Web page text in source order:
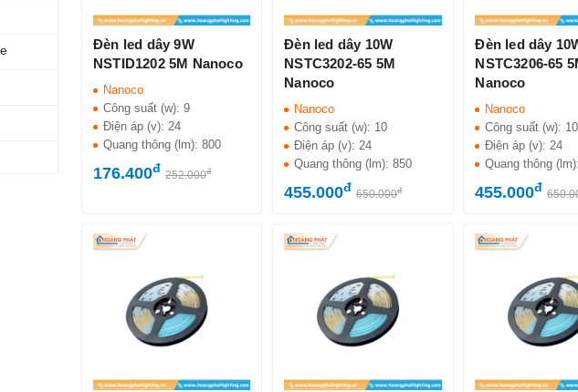
Đèn led dây 9W
NSTID1202 5M Nanoco
Nanoco
Công suất (w):9
Điện áp (v): 24
Quang thông (lm):800
176.400đ 252.000đ
Đèn led dây 10W
NSTC3202-65 5M
Nanoco
Nanoco
Công suất (w): 10
Điện áp (v): 24
Quang thông (lm):850
455.000đ 650.000đ
Đèn led dây
NSTC3206-65
Nanoco
Nanoco
Công suất (w): 10
Điện áp (v): 24
Quang thông
455.000đ